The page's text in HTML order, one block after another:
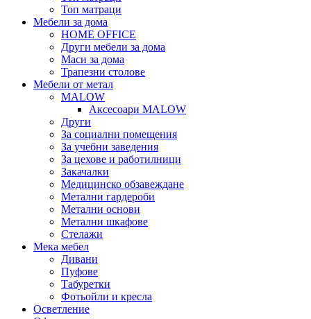
Топ матраци
Мебели за дома
HOME OFFICE
Други мебели за дома
Маси за дома
Трапезни столове
Мебели от метал
MALOW
Аксесоари MALOW
Други
За социални помещения
За учебни заведения
За цехове и работилници
Закачалки
Медицинско обзавеждане
Метални гардероби
Метални основи
Метални шкафове
Стелажи
Мека мебел
Дивани
Пуфове
Табуретки
Фотьойли и кресла
Осветление